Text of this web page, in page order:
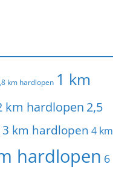
km hardlopen 1 km
km hardlopen 2,5
3 km hardlopen 4 km
hardlopen 6